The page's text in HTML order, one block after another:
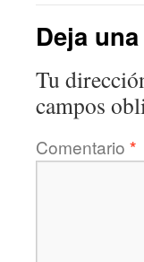
Deja
Tu
campos
Comentario *